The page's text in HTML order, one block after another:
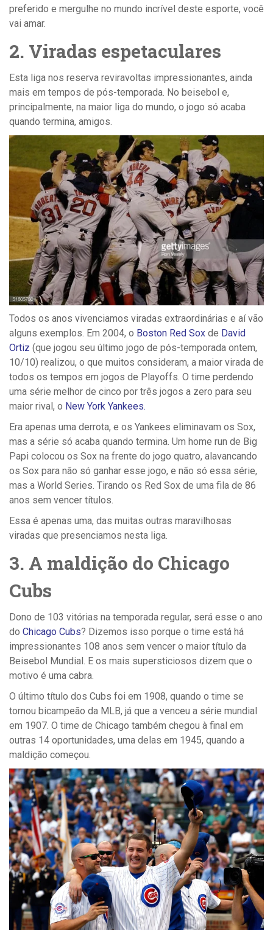
preferido e mergulhe no mundo incrível deste esporte, você
vai amar.
2. Viradas espetaculares
Esta liga nos reserva reviravoltas impressionantes, ainda
mais em tempos de pós-temporada. No beisebol e,
principalmente, na maior liga do mundo, o jogo só acaba
quando termina, amigos.
Todos os anos vivenciamos viradas extraordinárias e aí vão
alguns exemplos. Em 2004, o Boston Red Sox de David
Ortiz (que jogou seu último jogo de pós-temporada ontem,
10/10) realizou, o que muitos consideram, a maior virada de
todos os tempos em jogos de Playoffs. O time perdendo
uma série melhor de cinco por três jogos a zero para seu
maior rival, o New York Yankees.
Era apenas uma derrota, e os Yankees eliminavam os Sox,
mas a série só acaba quando termina. Um home run de Big
Papi colocou os Sox na frente do jogo quatro, alavancando
os Sox para não só ganhar esse jogo, e não só essa série,
mas a World Series. Tirando os Red Sox de uma fila de 86
anos sem vencer títulos.
Essa é apenas uma, das muitas outras maravilhosas
viradas que presenciamos nesta liga.
3. A maldição do Chicago
Cubs
Dono de 103 vitórias na temporada regular, será esse o ano
do Chicago Cubs? Dizemos isso porque o time está há
impressionantes 108 anos sem vencer o maior título da
Beisebol Mundial. E os mais supersticiosos dizem que o
motivo é uma cabra.
O último título dos Cubs foi em 1908, quando o time se
tornou bicampeão da MLB, já que a venceu a série mundial
em 1907. O time de Chicago também chegou à final em
outras 14 oportunidades, uma delas em 1945, quando a
maldição começou.